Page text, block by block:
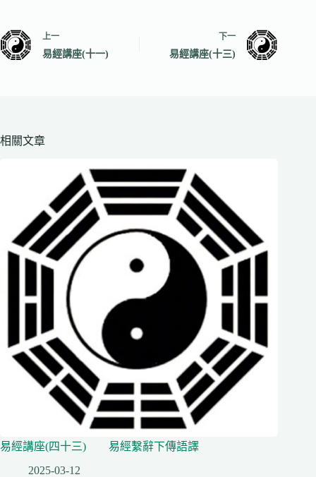
上一
易經講座(十一)
下一
易經講座(十三)
相關文章
易經講座(四十三) 易經繫辭下傳語譯
2025-03-12